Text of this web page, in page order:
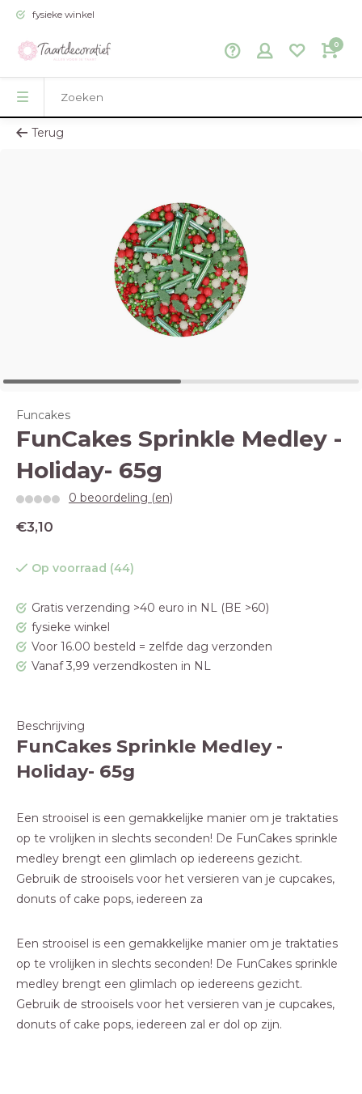
fysieke winkel
0
Terug
Funcakes
FunCakes Sprinkle Medley -
Holiday- 65g
0 beoordeling (en)
€3,10
Op voorraad (44)
Gratis verzending >40 euro in NL (BE >60)
fysieke winkel
Voor 16.00 besteld = zelfde dag verzonden
Vanaf 3,99 verzendkosten in NL
Beschrijving
FunCakes Sprinkle Medley -
Holiday- 65g
Een strooisel is een gemakkelijke manier om je traktaties
op te vrolijken in slechts seconden! De FunCakes sprinkle
medley brengt een glimlach op iedereens gezicht.
Gebruik de strooisels voor het versieren van je cupcakes,
donuts of cake pops, iedereen za
Een strooisel is een gemakkelijke manier om je traktaties
op te vrolijken in slechts seconden! De FunCakes sprinkle
medley brengt een glimlach op iedereens gezicht.
Gebruik de strooisels voor het versieren van je cupcakes,
donuts of cake pops, iedereen zal er dol op zijn.